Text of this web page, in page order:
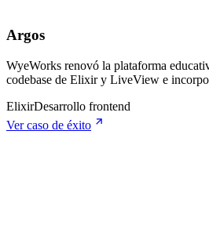
Argos
WyeWorks renovó la plataforma
codebase de Elixir y LiveView e
ElixirDesarrollo frontend
Ver caso de éxito